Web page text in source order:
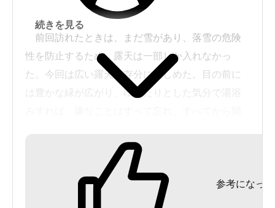
す。そして、何よりもそのお風呂は男・女とも広
く、飲用もできて最高です。飲用といえば、ここ
のお水も平成の名水１００選に選ばれた美味しい
水で、自由に飲むことができます。
【食事】旅プランの申し込みランクによって夕食
回同じメニューですが、メニューが多すぎて、ど
れも美味しいですが全部食べようとするのは不可
能です。幸い連泊でしたので、個人的に毎朝、ご
飯やお粥の和風にしたり、パンの洋風にしたりと
前回訪れたときは、まだ雪があり、落雪の危険
性を防止するため、露天は一部しか入れなかっ
た。今回は広い露天を存分に楽しめた。目の前に
は豊かな緑が広がり、ゆったりとした気分で湯浴
続きを見る
参考になった